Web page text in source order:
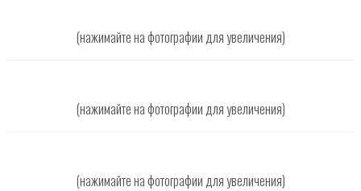
(нажимайте на фотографии для увеличения)
(нажимайте на фотографии для увеличения)
(нажимайте на фотографии для увеличения)